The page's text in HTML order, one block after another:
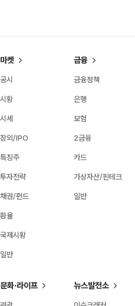
마켓
공시
시황
시세
장외/IPO
특징주
투자전략
채권/펀드
환율
국제시황
일반
금융
금융정책
은행
보험
2금융
카드
가상자산/핀테크
일반
문화·라이프 뉴스발전소